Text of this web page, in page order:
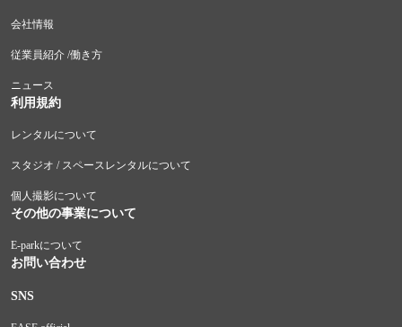
会社情報
従業員紹介 /働き方
ニュース
利用規約
レンタルについて
スタジオ / スペースレンタルについて
個人撮影について
その他の事業について
E-parkについて
お問い合わせ
SNS